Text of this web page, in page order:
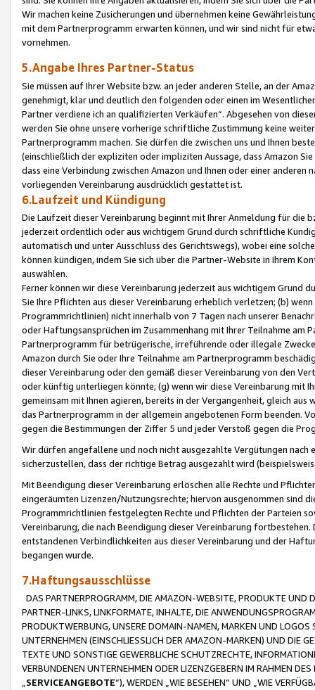
Wir machen keine Zusicherungen und übernehmen keine
mit dem Partnerprogramm erwarten können, und wir sind nicht für
vornehmen.
5.Angabe Ihres Partner-Status
Sie müssen auf Ihrer Website bzw. an jeder anderen Stelle, an der
genehmigt, klar und deutlich den folgenden oder einen im
Partner verdiene ich an qualifizierten Verkäufen“. Abgesehen von
werden Sie ohne unsere vorherige schriftliche Zustimmung keine
Partnerprogramm machen. Sie dürfen die zwischen uns und Ihnen
(einschließlich der expliziten oder impliziten Aussage, dass Amazon
dass eine Verbindung zwischen Amazon und Ihnen oder einer
vorliegenden Vereinbarung ausdrücklich gestattet ist.
6.Laufzeit und Kündigung
Die Laufzeit dieser Vereinbarung beginnt mit Ihrer Anmeldung für die
jederzeit ordentlich oder aus wichtigem Grund durch schriftliche
automatisch und unter Ausschluss des Gerichtswegs), wobei eine
können kündigen, indem Sie sich über die Partner-Website in Ihrem
auswählen.
Ferner können wir diese Vereinbarung jederzeit aus wichtigem Grund
Sie Ihre Pflichten aus dieser Vereinbarung erheblich verletzen; (b)
Programmrichtlinien) nicht innerhalb von 7 Tagen nach unserer
oder Haftungsansprüchen im Zusammenhang mit Ihrer Teilnahme am
Partnerprogramm für betrügerische, irreführende oder illegale
Amazon durch Sie oder Ihre Teilnahme am Partnerprogramm
dieser Vereinbarung oder den gemäß dieser Vereinbarung von den
oder künftig unterliegen könnte; (g) wenn wir diese Vereinbarung mit
gemeinsam mit Ihnen agieren, bereits in der Vergangenheit, gleich
das Partnerprogramm in der allgemein angebotenen Form beenden.
gegen die Bestimmungen der Ziffer 5 und jeder Verstoß gegen die
Wir dürfen angefallene und noch nicht ausgezahlte Vergütungen
sicherzustellen, dass der richtige Betrag ausgezahlt wird
Mit Beendigung dieser Vereinbarung erlöschen alle Rechte und
eingeräumten Lizenzen/Nutzungsrechte; hiervon ausgenommen sind
Programmrichtlinien festgelegten Rechte und Pflichten der Parteien
Vereinbarung, die nach Beendigung dieser Vereinbarung
entstandenen Verbindlichkeiten aus dieser Vereinbarung und der
begangen wurde.
7.Haftungsausschlüsse
DAS PARTNERPROGRAMM, DIE AMAZON-WEBSITE, PRODUKTE UND
PARTNER-LINKS, LINKFORMATE, INHALTE, DIE
PRODUKTWERBUNG, UNSERE DOMAIN-NAMEN, MARKEN UND
UNTERNEHMEN (EINSCHLIESSLICH DER AMAZON-MARKEN) UND DIE
TEXTE UND SONSTIGE GEWERBLICHE SCHUTZRECHTE,
VERBUNDENEN UNTERNEHMEN ODER LIZENZGEBERN IM RAHMEN
SERVICEANGEBOTE“), WERDEN „WIE BESEHEN“ UND „WIE